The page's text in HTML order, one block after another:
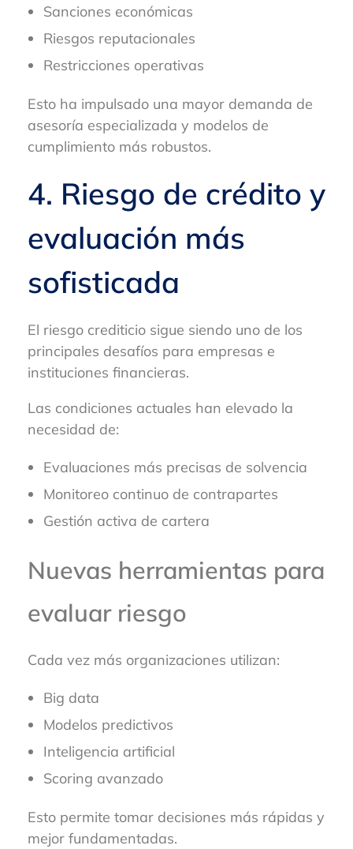
Sanciones económicas
Riesgos reputacionales
Restricciones operativas
Esto ha impulsado una mayor demanda de
asesoría especializada y modelos de
cumplimiento más robustos.
4. Riesgo de crédito y
evaluación más
sofisticada
El riesgo crediticio sigue siendo uno de los
principales desafíos para empresas e
instituciones financieras.
Las condiciones actuales han elevado la
necesidad de:
Evaluaciones más precisas de solvencia
Monitoreo continuo de contrapartes
Gestión activa de cartera
Nuevas herramientas para
evaluar riesgo
Cada vez más organizaciones utilizan:
Big data
Modelos predictivos
Inteligencia artificial
Scoring avanzado
Esto permite tomar decisiones más rápidas y
mejor fundamentadas.